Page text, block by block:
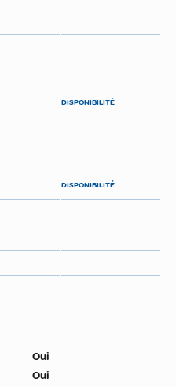
DISPONIBILITÉ
DISPONIBILITÉ
Oui
Oui